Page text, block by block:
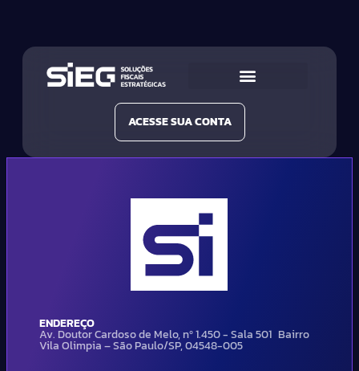
ACESSE SUA CONTA
ENDEREÇO
Av. Doutor Cardoso de Melo, nº 1.450 - Sala 501 Bairro
Vila Olimpia – São Paulo/SP, 04548-005